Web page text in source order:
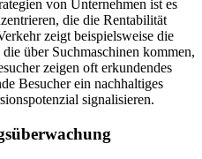
von Unternehmen ist es
die die Rentabilität
zeigt beispielsweise die
über Suchmaschinen kommen,
zeigen oft erkundendes
Besucher ein nachhaltiges
signalisieren.